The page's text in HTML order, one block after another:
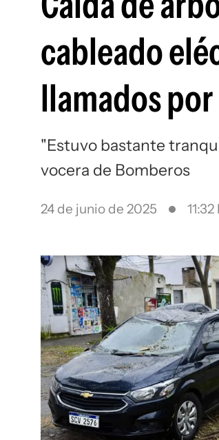
cableado
llamados
"Estuvo bastante
vocera de Bomberos
24 de junio de 2025 11:32